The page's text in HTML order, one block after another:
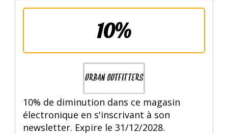
10%
10% de diminution dans ce magasin
électronique en s'inscrivant à son
newsletter. Expire le 31/12/2028.